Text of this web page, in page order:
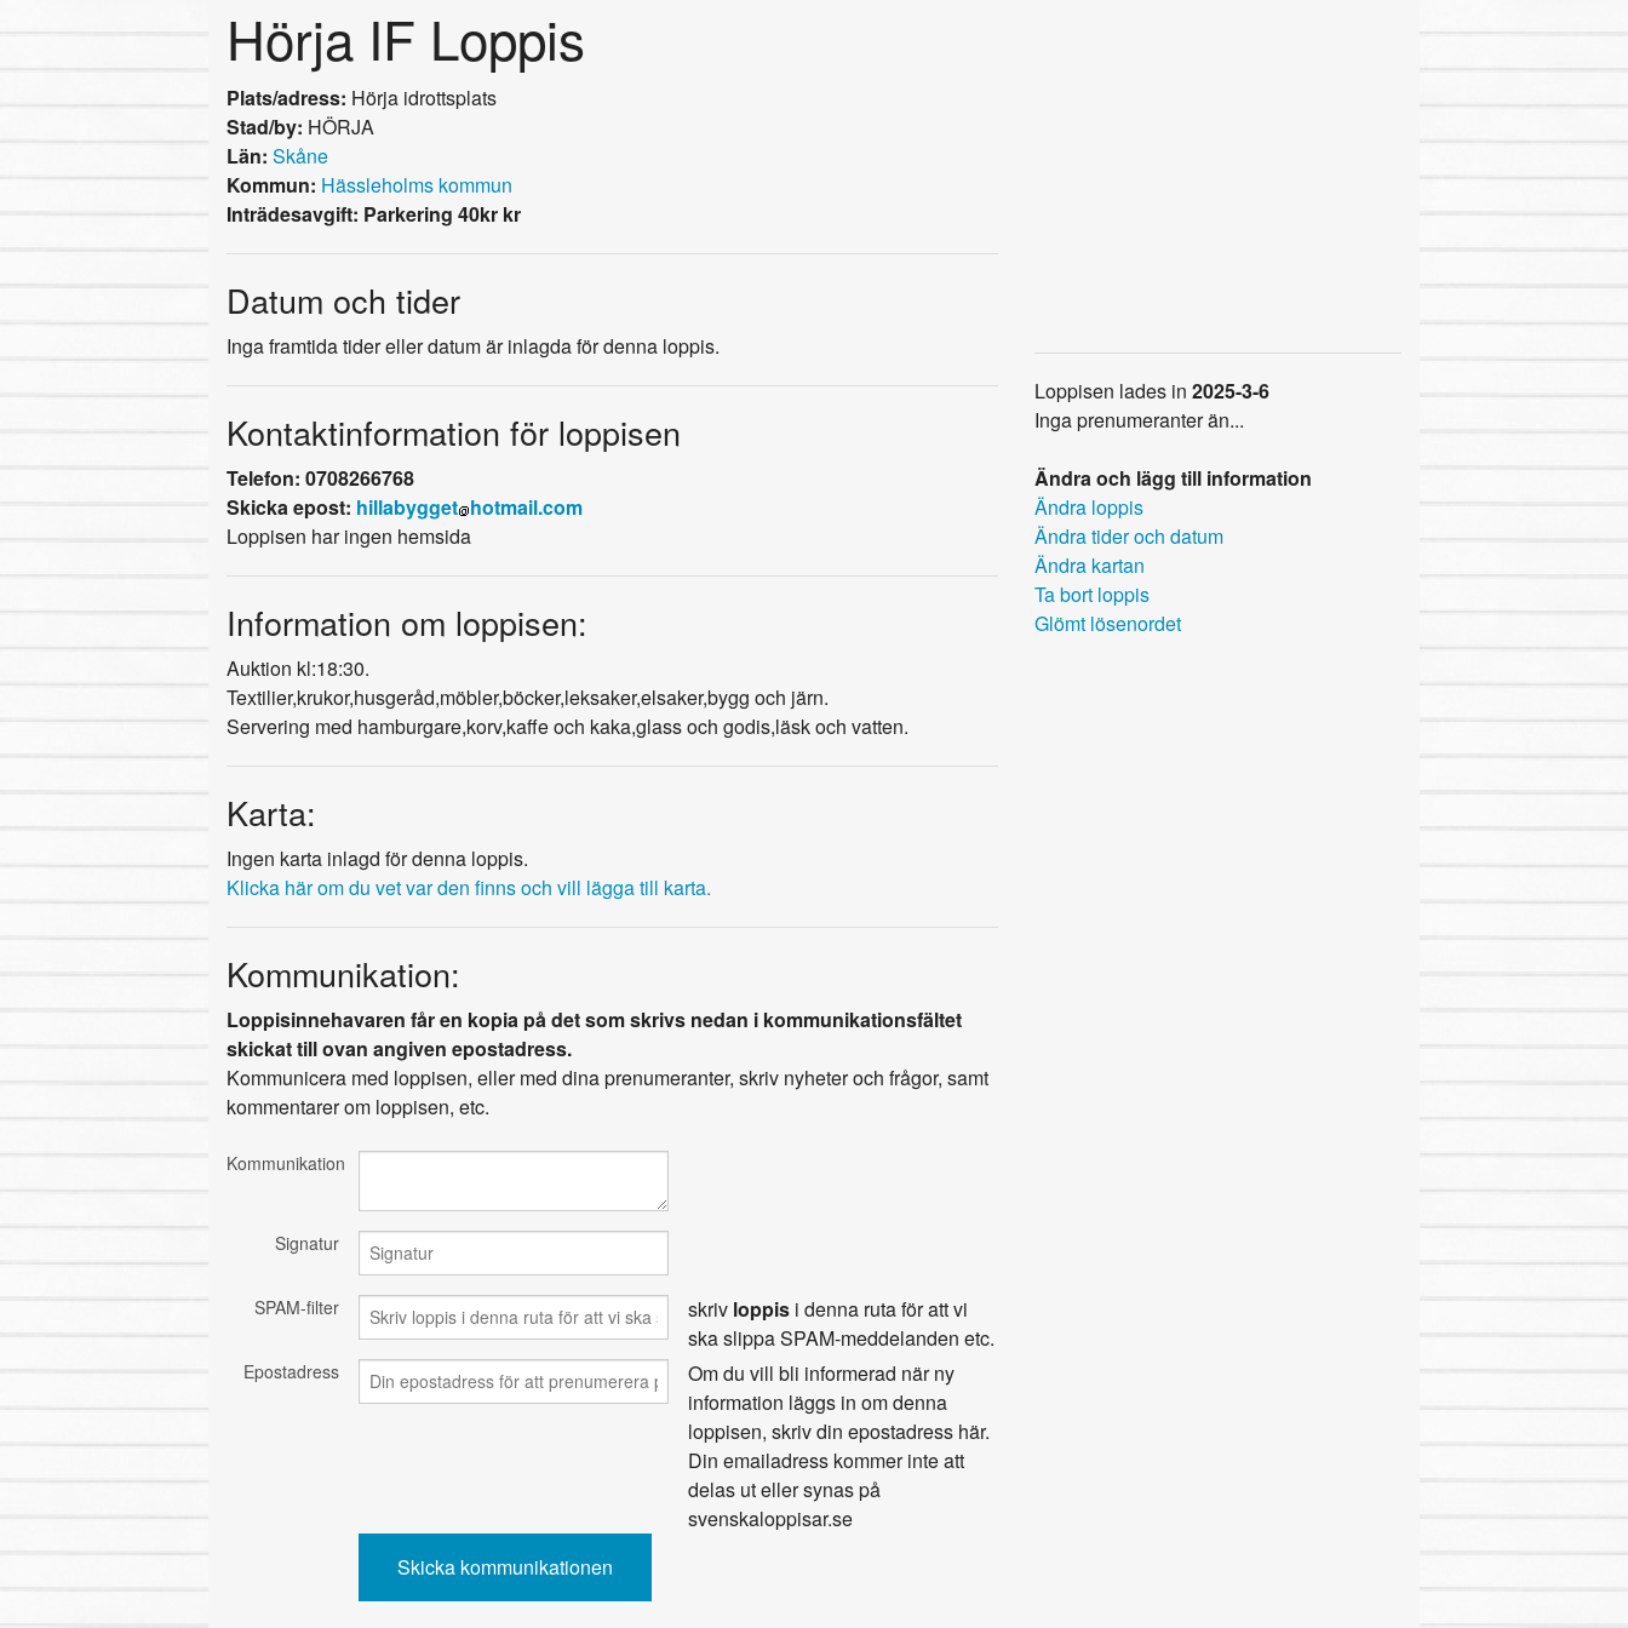
Hörja IF Loppis
Plats/adress: Hörja idrottsplats
Stad/by: HÖRJA
Län: Skåne
Kommun: Hässleholms kommun
Inträdesavgift: Parkering 40kr kr
Datum och tider
Inga framtida tider eller datum är inlagda för denna loppis.
Kontaktinformation för loppisen
Telefon: 0708266768
Skicka epost: hillabygget hotmail.com
Loppisen har ingen hemsida
Information om loppisen:
Auktion kl:18:30.
Textilier,krukor,husgeråd,möbler,böcker,leksaker,elsaker,bygg och järn.
Servering med hamburgare,korv,kaffe och kaka,glass och godis,läsk och vatten.
Karta:
Ingen karta inlagd för denna loppis.
Klicka här om du vet var den finns och vill lägga till karta.
Kommunikation:
Loppisinnehavaren får en kopia på det som skrivs nedan i kommunikationsfältet
skickat till ovan angiven epostadress.
Kommunicera med loppisen, eller med dina prenumeranter, skriv nyheter och frågor, samt
kommentarer om loppisen, etc.
Kommunikation
Signatur
SPAM-filter skriv loppisi denna ruta för att vi
ska slippa SPAM-meddelanden etc.
Epostadress
Om du vill bli informerad när ny
information läggs in om denna
loppisen, skriv din epostadress här.
Din emailadress kommer inte att
delas ut eller synas på
svenskaloppisar.se
Loppisen lades in 2025-3-6
Inga prenumeranter än...
Ändra och lägg till information
Ändra loppis
Ändra tider och datum
Ändra kartan
Ta bort loppis
Glömt lösenordet